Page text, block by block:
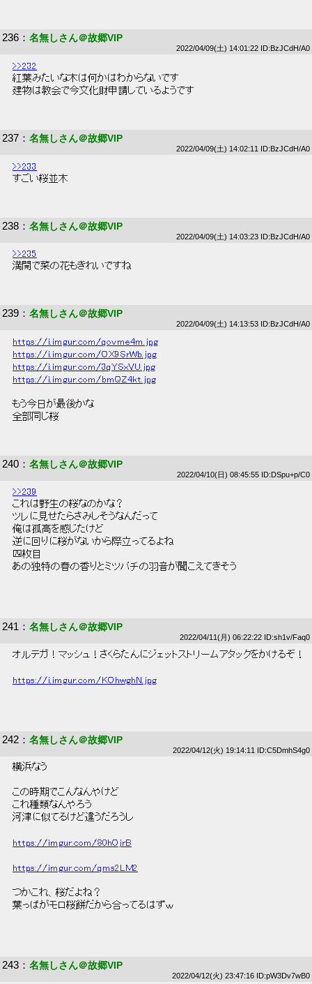
236 ： 名無しさん＠故郷VIP
2022/04/09(土) 14:01:22 ID:BzJCdH/A0
>>232
紅葉みたいな木は何かはわからないです
建物は教会で今文化財申請しているようです
237 ： 名無しさん＠故郷VIP
2022/04/09(土) 14:02:11 ID:BzJCdH/A0
>>233
すごい桜並木
238 ： 名無しさん＠故郷VIP
2022/04/09(土) 14:03:23 ID:BzJCdH/A0
>>235
満開で菜の花もきれいですね
239 ： 名無しさん＠故郷VIP
2022/04/09(土) 14:13:53 ID:BzJCdH/A0
https://i.imgur.com/qovme4m.jpg
https://i.imgur.com/OX9SrWb.jpg
https://i.imgur.com/3qYSxVU.jpg
https://i.imgur.com/bmQZ4kt.jpg
もう今日が最後かな
全部同じ桜
240 ： 名無しさん＠故郷VIP
2022/04/10(日) 08:45:55 ID:DSpu+p/C0
>>239
これは野生の桜なのかな？
ツレに見せたらさみしそうなんだって
俺は孤高を感じたけど
逆に回りに桜がないから際立ってるよね
四枚目
あの独特の春の香りとミツバチの羽音が聞こえてきそう
241 ： 名無しさん＠故郷VIP
2022/04/11(月) 06:22:22 ID:sh1v/Faq0
オルテガ！マッシュ！さくらたんにジェットストリームアタックをかけるぞ！
https://i.imgur.com/KOhwghN.jpg
242 ： 名無しさん＠故郷VIP
2022/04/12(火) 19:14:11 ID:C5DmhS4g0
横浜なう
この時期でこんなんやけど
これ種類なんやろう
河津に似てるけど違うだろうし
https://imgur.com/80hOjrB
https://imgur.com/qms2LM2
つかこれ、桜だよね？
葉っぱがモロ桜餅だから合ってるはずｗ
243 ： 名無しさん＠故郷VIP
2022/04/12(火) 23:47:16 ID:pW3Dv7wB0